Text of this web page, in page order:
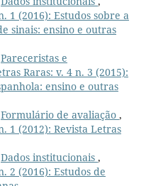
1 (2016): Estudos sobre a
sinais: ensino e outras
Pareceristas e
Raras: v. 4 n. 3 (2015):
ensino e outras
Formulário de avaliação ,
1 (2012): Revista Letras
Dados institucionais ,
2 (2016): Estudos de